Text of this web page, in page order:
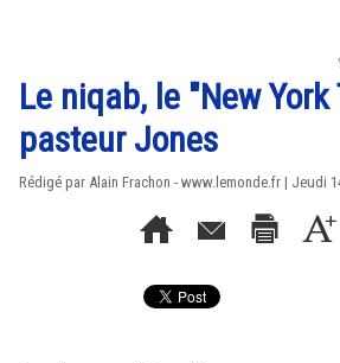
Le niqab, le "New
pasteur Jones
Rédigé par Alain Frachon - www.lemonde.fr | Jeudi